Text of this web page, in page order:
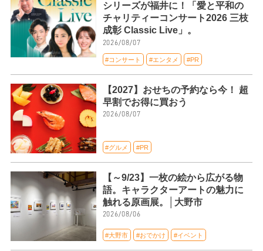
シリーズが福井に！「愛と平和の
チャリティーコンサート2026 三枝
成彰 Classic Live」。
2026/08/07
#コンサート #エンタメ #PR
【2027】おせちの予約なら今！ 超
早割でお得に買おう
2026/08/07
#グルメ #PR
【～9/23】一枚の絵から広がる物
語。キャラクターアートの魅力に
触れる原画展。│大野市
2026/08/06
#大野市 #おでかけ #イベント